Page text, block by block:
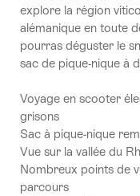
explore la région
alémanique en toute
pourras déguster le
sac de pique-nique à
Voyage en scooter
grisons
Sac à pique-nique
Vue sur la vallée du
Nombreux points de
parcours